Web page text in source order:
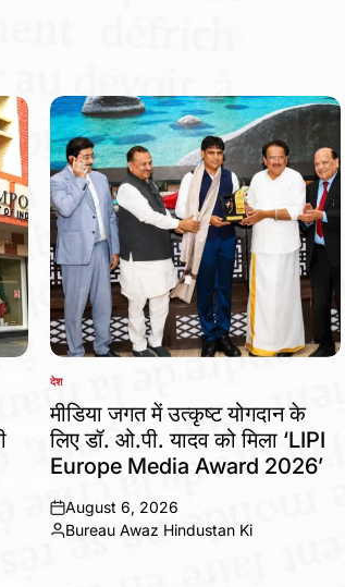
POSTED
IN
देश
मीडिया जगत में उत्कृष्ट योगदान के
लिए डॉ. ओ.पी. यादव को मिला ‘LIPI
Europe Media Award 2026’
on
August 6, 2026
Posted
Bureau Awaz Hindustan Ki